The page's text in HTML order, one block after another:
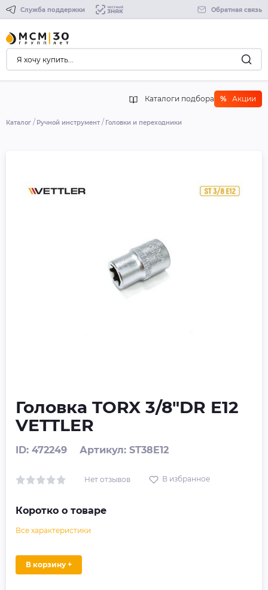
Служба поддержки Обратная связь
Каталоги подбора % Акции
Каталог Ручной инструмент Головки и переходники
Головка TORX 3/8"DR E12
VETTLER
ID: 472249 Артикул: ST38E12
Нет отзывов В избранное
Коротко о товаре
Все характеристики
В корзину +